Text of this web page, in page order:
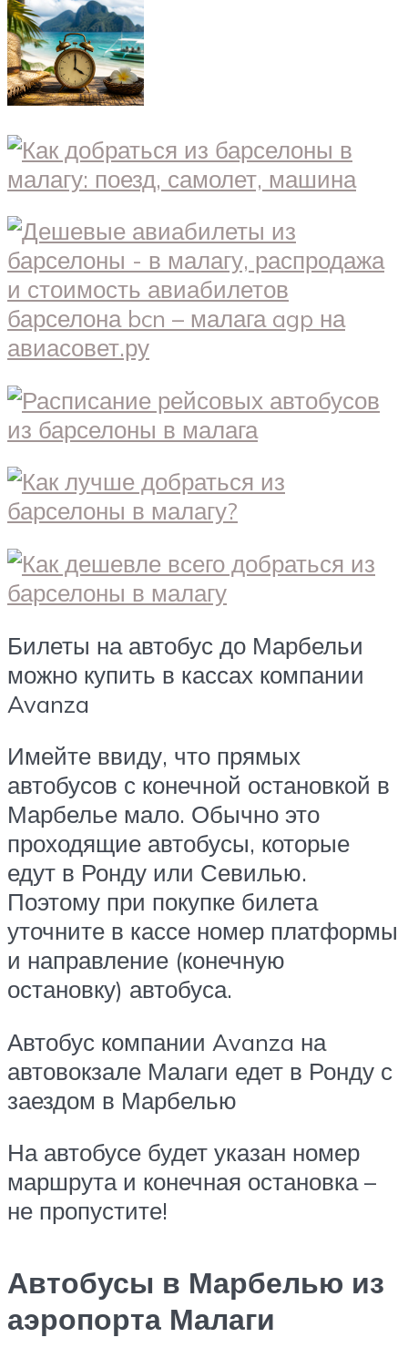
Билеты на автобус до Марбельи
можно купить в кассах компании
Avanza
Имейте ввиду, что прямых
автобусов с конечной остановкой в
Марбелье мало. Обычно это
проходящие автобусы, которые
едут в Ронду или Севилью.
Поэтому при покупке билета
уточните в кассе номер платформы
и направление (конечную
остановку) автобуса.
Автобус компании Avanza на
автовокзале Малаги едет в Ронду с
заездом в Марбелью
На автобусе будет указан номер
маршрута и конечная остановка –
не пропустите!
Автобусы в Марбелью из
аэропорта Малаги